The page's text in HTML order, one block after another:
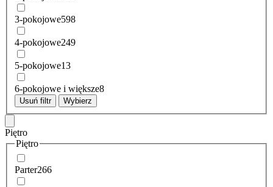
3-pokojowe598
4-pokojowe249
5-pokojowe13
6-pokojowe i większe8
Usuń filtr Wybierz
Piętro
Piętro
Parter266